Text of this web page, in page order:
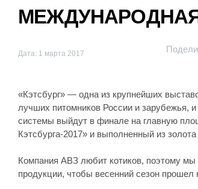
МЕЖДУНАРОДНАЯ
Дата: 1 марта 2017
«Кэтсбург» — одна из крупнейших
лучших питомников России и зарубежья,
системы выйдут в финале на главную
Кэтсбурга-2017» и выполненный из
Компания АВЗ любит котиков, поэтому
продукции, чтобы весенний сезон прошел